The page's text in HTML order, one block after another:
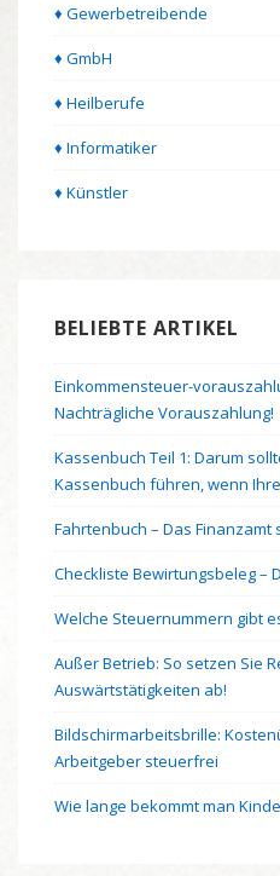
♦ Gewerbetreibende
♦ GmbH
♦ Heilberufe
♦ Informatiker
♦ Künstler
BELIEBTE ARTIKEL
Einkommensteuer-
Nachträgliche Vorauszahlung!
Kassenbuch Teil 1: Darum
Kassenbuch führen, wenn
Fahrtenbuch – Das
Checkliste Bewirtungsbeleg –
Welche Steuernummern gibt
Außer Betrieb: So setzen Sie
Auswärtstätigkeiten ab!
Bildschirmarbeitsbrille:
Arbeitgeber steuerfrei
Wie lange bekommt man